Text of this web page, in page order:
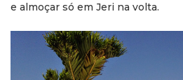
e almoçar só em Jeri na volta.